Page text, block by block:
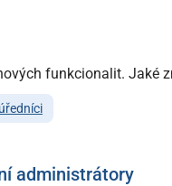
funkcionalit. Jaké
úředníci
administrátory